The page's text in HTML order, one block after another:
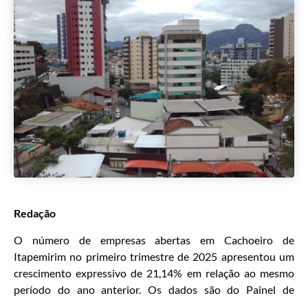
Redação
O número de empresas abertas em Cachoeiro de
Itapemirim no primeiro trimestre de 2025 apresentou um
crescimento expressivo de 21,14% em relação ao mesmo
período do ano anterior. Os dados são do Painel de